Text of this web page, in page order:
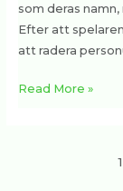
som deras
Efter att
att radera
Read More »
1